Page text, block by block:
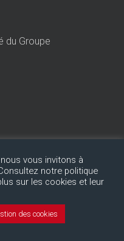
du Groupe
Résultis.
vous invitons à
notre politique
sur les cookies et leur
des cookies